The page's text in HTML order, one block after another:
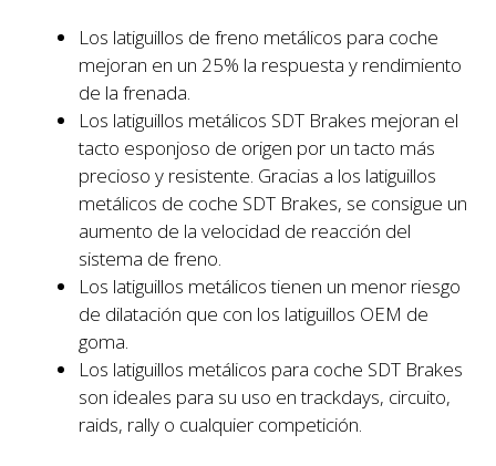
Los latiguillos de freno metálicos para coche
mejoran en un 25% la respuesta y rendimiento
de la frenada.
Los latiguillos metálicos SDT Brakes mejoran el
tacto esponjoso de origen por un tacto más
precioso y resistente. Gracias a los latiguillos
metálicos de coche SDT Brakes, se consigue un
aumento de la velocidad de reacción del
sistema de freno.
Los latiguillos metálicos tienen un menor riesgo
de dilatación que con los latiguillos OEM de
goma.
Los latiguillos metálicos para coche SDT Brakes
son ideales para su uso en trackdays, circuito,
raids, rally o cualquier competición.